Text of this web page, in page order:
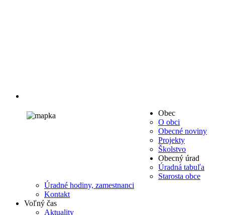
Obec
O obci
Obecné noviny
Projekty
Školstvo
Obecný úrad
Úradná tabuľa
Starosta obce
Úradné hodiny, zamestnanci
Kontakt
Voľný čas
Aktuality